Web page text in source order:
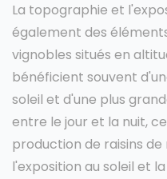
La topographie et
également des
vignobles situés en
bénéficient souvent
soleil et d'une plus
entre le jour et la nuit,
production de raisins
l'exposition au soleil et